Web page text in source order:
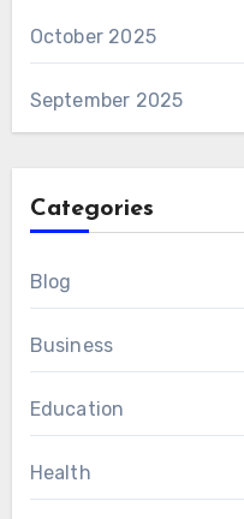
October 2025
September 2025
Categories
Blog
Business
Education
Health